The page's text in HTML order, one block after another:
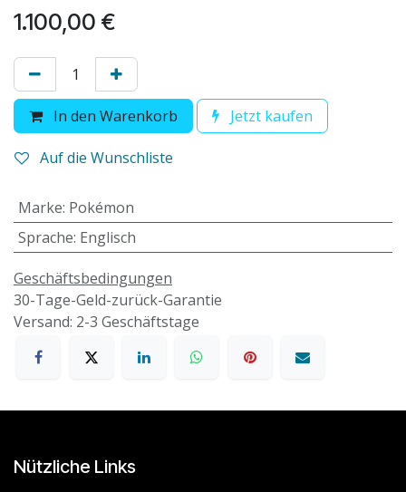
1.100,00 €
In den Warenkorb Jetzt kaufen
Auf die Wunschliste
Marke: Pokémon
Sprache: Englisch
Geschäftsbedingungen
30-Tage-Geld-zurück-Garantie
Versand: 2-3 Geschäftstage
Nützliche Links